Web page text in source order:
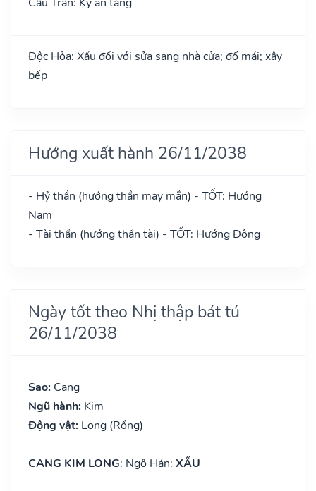
Độc Hỏa: Xấu đối với sửa sang nhà cửa; đổ mái; xây
bếp
Hướng xuất hành 26/11/2038
- Hỷ thần (hướng thần may mắn) - TỐT: Hướng
Nam
- Tài thần (hướng thần tài) - TỐT: Hướng Đông
Ngày tốt theo Nhị thập bát tú
26/11/2038
Sao: Cang
Ngũ hành: Kim
Động vật: Long (Rồng)
CANG KIM LONG: Ngô Hán: XẤU